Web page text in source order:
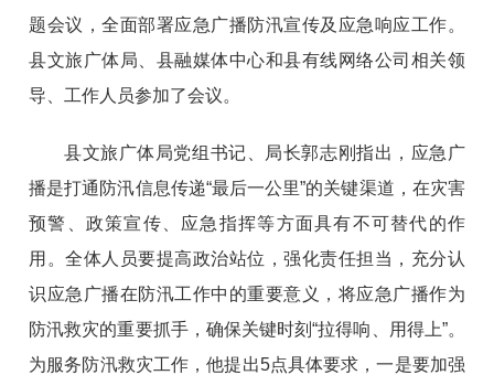
题会议，全面部署应急广播防汛宣传及应急响应工作。
县文旅广体局、县融媒体中心和县有线网络公司相关领
导、工作人员参加了会议。
县文旅广体局党组书记、局长郭志刚指出，应急广
播是打通防汛信息传递“最后一公里”的关键渠道，在灾害
预警、政策宣传、应急指挥等方面具有不可替代的作
用。全体人员要提高政治站位，强化责任担当，充分认
识应急广播在防汛工作中的重要意义，将应急广播作为
防汛救灾的重要抓手，确保关键时刻“拉得响、用得上”。
为服务防汛救灾工作，他提出5点具体要求，一是要加强